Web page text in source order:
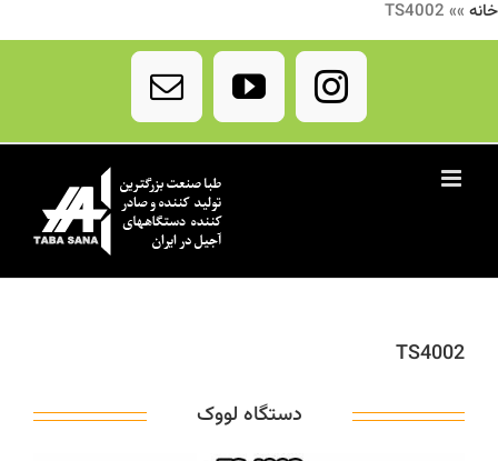
خانه »»
TS4002
Instagram
YouTube
Email
TS4002
دستگاه لووک